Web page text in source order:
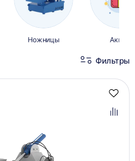
Ножницы Акции
Фильтры